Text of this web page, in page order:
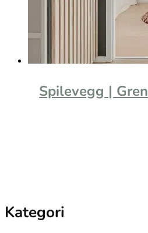
Kategori
Spilevegg | Gren